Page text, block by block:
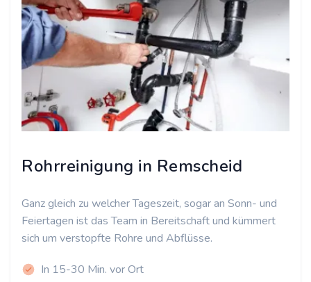
Rohrreinigung in Remscheid
Ganz gleich zu welcher Tageszeit, sogar an Sonn- und
Feiertagen ist das Team in Bereitschaft und kümmert
sich um verstopfte Rohre und Abflüsse.
In 15-30 Min. vor Ort